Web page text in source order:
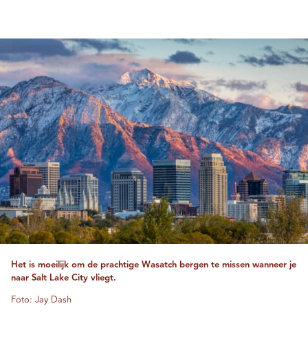
Het is moeilijk om de prachtige Wasatch bergen te missen wanneer je
naar Salt Lake City vliegt.
Foto: Jay Dash